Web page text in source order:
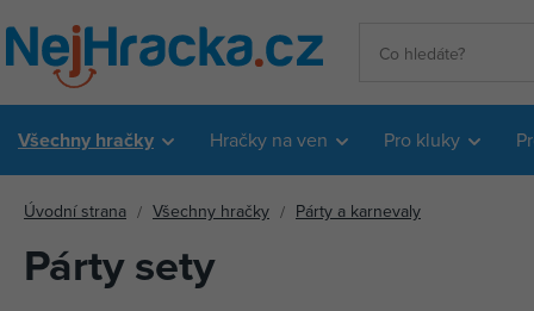
Všechny hračky Hračky na ven Pro kluky
Úvodní strana Všechny hračky Párty a karnevaly
Párty sety